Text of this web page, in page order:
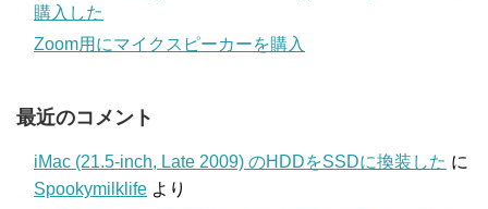
購入した
Zoom用にマイクスピーカーを購入
最近のコメント
iMac (21.5-inch, Late 2009) のHDDをSSDに換装した に
Spookymilklife より